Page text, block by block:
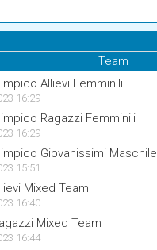
Team
Allievi Femminili
16:29
Ragazzi Femminili
16:29
Giovanissimi Maschile
15:51
Mixed Team
16:40
Mixed Team
16:44